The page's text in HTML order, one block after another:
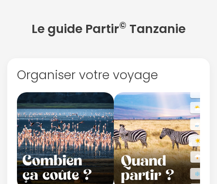
Le guide Partir© Tanzanie
Organiser votre voyage